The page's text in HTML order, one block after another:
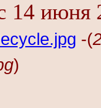
14 июня
-(
)